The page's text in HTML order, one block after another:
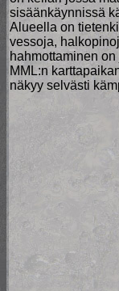
sisäänkäynnissä
Alueella on
vessoja,
hahmottaminen
MML:n
näkyy selvästi